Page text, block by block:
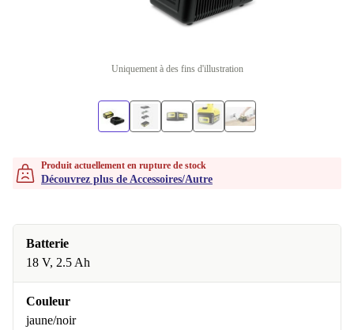
Uniquement à des fins d'illustration
Produit actuellement en rupture de stock
Découvrez plus de Accessoires/Autre
Batterie
18 V, 2.5 Ah
Couleur
jaune/noir